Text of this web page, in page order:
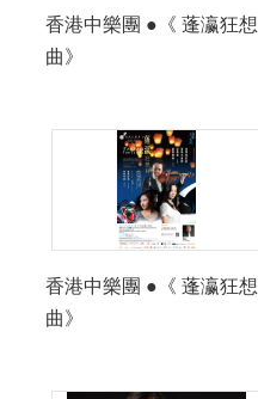
香港中樂團 ●《 蓬瀛狂想
曲》
香港中樂團 ●《 蓬瀛狂想
曲》